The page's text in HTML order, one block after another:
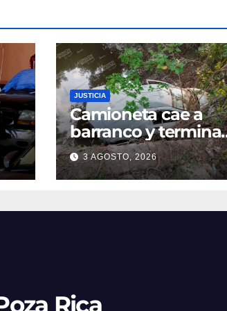
JUSTICIA
Camioneta cae a
barranco y termina
dentro de una poza
en Coatzintla;
conductor sale con
3 AGOSTO, 2026
Rica